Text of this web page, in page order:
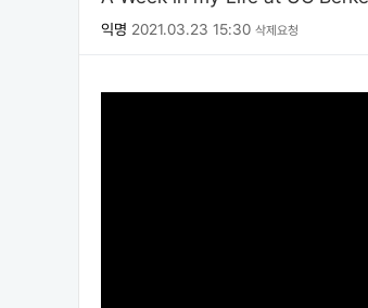
익명 2021.03.23 15:30 삭제요청